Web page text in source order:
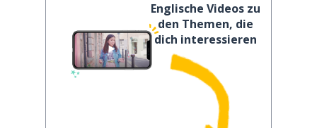
Englische Videos zu
den Themen, die
dich interessieren